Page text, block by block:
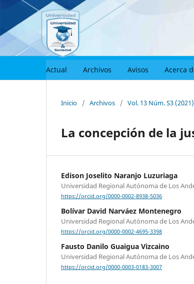
Actual Archivos Avisos Acerca
Inicio / Archivos / Vol. 13 Núm. S3
La concepción de la
Edison Joselito Naranjo Luzuriaga
Universidad Regional Autónoma de Los
https://orcid.org/0000-0002-8938-5036
Bolívar David Narváez Montenegro
Universidad Regional Autónoma de Los
https://orcid.org/0000-0002-4695-3398
Fausto Danilo Guaigua Vizcaino
Universidad Regional Autónoma de Los
https://orcid.org/0000-0003-0183-3007